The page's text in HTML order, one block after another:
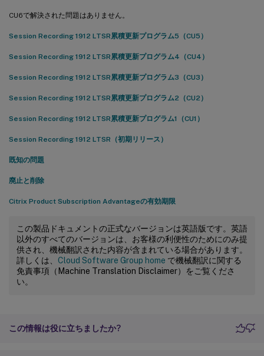
CU6で解決された問題はありません。
Session Recording 1912 LTSR累積更新プログラム5（CU5）
Session Recording 1912 LTSR累積更新プログラム4（CU4）
Session Recording 1912 LTSR累積更新プログラム3（CU3）
Session Recording 1912 LTSR累積更新プログラム2（CU2）
Session Recording 1912 LTSR累積更新プログラム1（CU1）
Session Recording 1912 LTSR（初期リリース）
既知の問題
廃止と削除
Citrix Product Subscription Advantageの有効期限
この製品ドキュメントの正式なバージョンは英語版です。英語
以外のすべてのバージョンは、お客様の利便性のためにのみ提
供され、機械翻訳された内容が含まれている場合があります。
詳しくは、 Cloud Software Group home で機械翻訳に関する
免責事項（Machine Translation Disclaimer）をご覧くださ
い。
この情報は役に立ちましたか?